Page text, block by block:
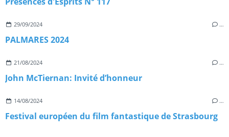
29/09/2024 …
PALMARES 2024
21/08/2024 …
John McTiernan: Invité d’honneur
14/08/2024 …
Festival européen du film fantastique de Strasbourg